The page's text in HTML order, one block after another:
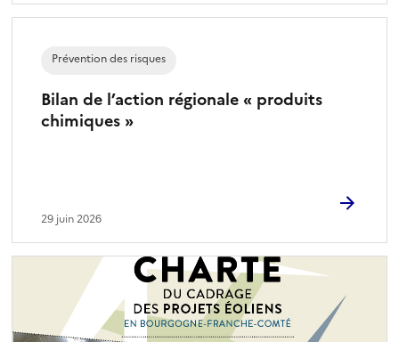
Bilan de l’action régionale « produits
chimiques »
Prévention des risques
29 juin 2026